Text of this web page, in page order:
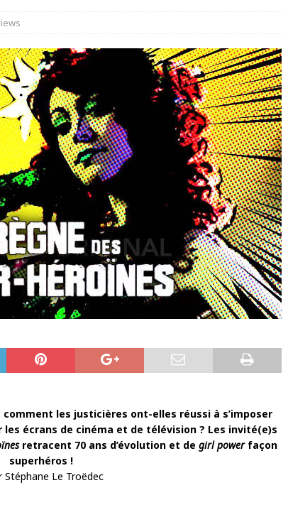
comment les justicières ont-elles réussi à s’imposer
écrans de cinéma et de télévision ? Les invité(e)s
retracent 70 ans d’évolution et degirl power façon
superhéros !
Stéphane Le Troëdec